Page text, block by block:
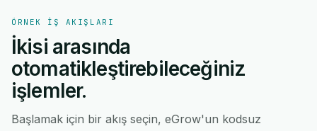
ÖRNEK IŞ AKIŞLARI
İkisi arasında
otomatikleştirebileceğiniz
işlemler.
Başlamak için bir akış seçin, eGrow'un kodsuz